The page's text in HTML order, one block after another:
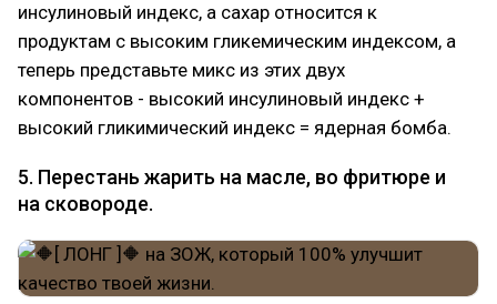
инсулиновый индекс, а сахар относится к
продуктам с высоким гликемическим индексом, а
теперь представьте микс из этих двух
компонентов - высокий инсулиновый индекс +
высокий гликимический индекс = ядерная бомба.
5. Перестань жарить на масле, во фритюре и
на сковороде.